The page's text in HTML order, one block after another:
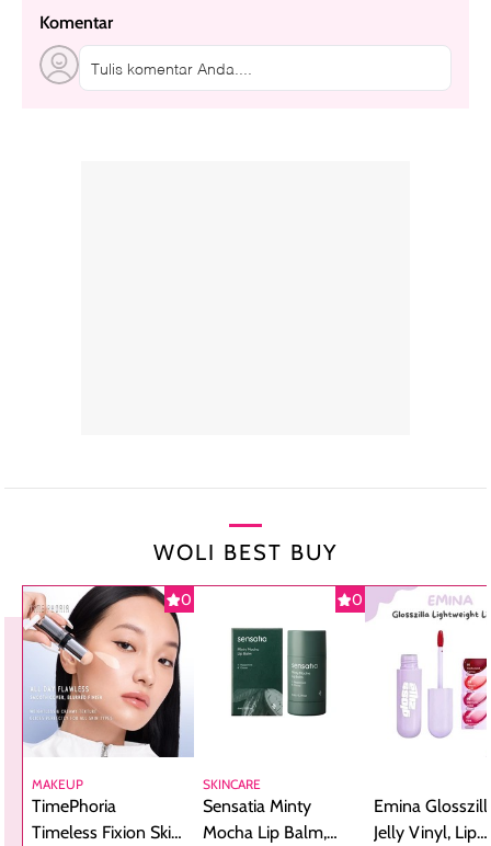
Komentar
Tulis komentar Anda....
WOLI BEST BUY
0
MAKEUP
TimePhoria
Timeless Fixion Skin
0
SKINCARE
Sensatia Minty
Mocha Lip Balm,
Emina
Jelly Vinyl, Lip